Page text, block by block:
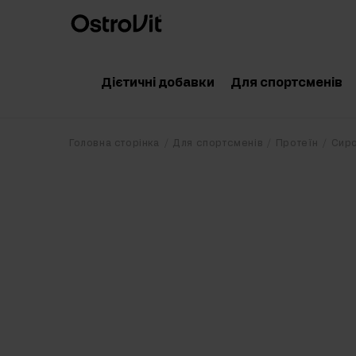
Дієтичні добавки Для спортсменів
Головна сторінка Для спортсменів Протеїн